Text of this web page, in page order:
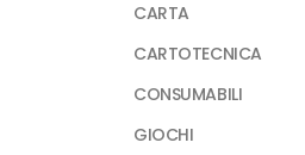
CARTA
CARTOTECNICA
CONSUMABILI
GIOCHI